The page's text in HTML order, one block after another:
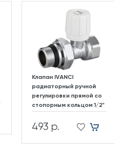
Клапан IVANCI
радиаторный ручной
регулировки прямой со
стопорным кольцом 1/2"
493 р.